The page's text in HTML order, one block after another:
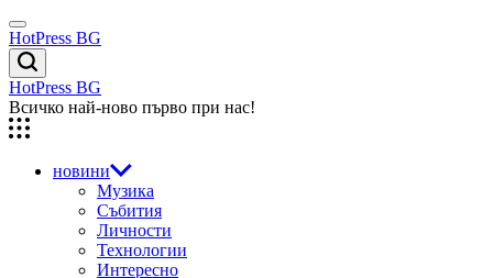
Skip
to
content
Menu
HotPress BG
Търсене
HotPress BG
Всичко най-ново първо при нас!
новини
Музика
Събития
Личности
Технологии
Интересно